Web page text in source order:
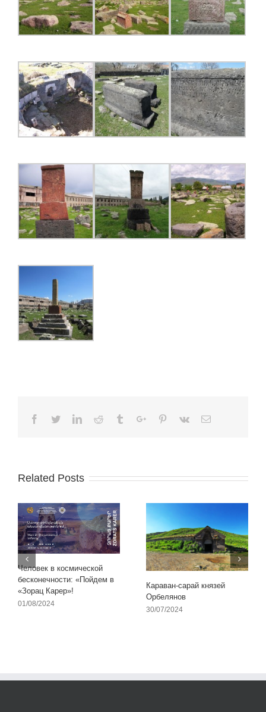
Facebook
TwitterLinkedinReddit TumblrGoogle+Pinterest
Vk Email
Related Posts
Человек в космической
бесконечности: «Пойдем в
«Зорац Карер»!
01/08/2024
Караван-сарай князей
Орбелянов
30/07/2024